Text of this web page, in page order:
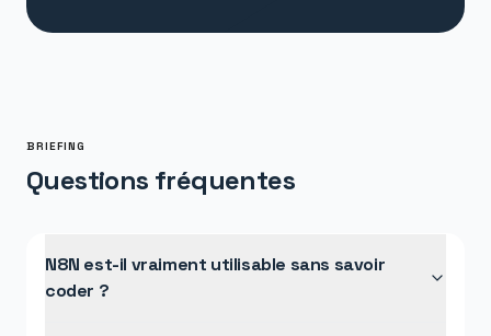
BRIEFING
Questions fréquentes
N8N est-il vraiment utilisable sans savoir
coder ?